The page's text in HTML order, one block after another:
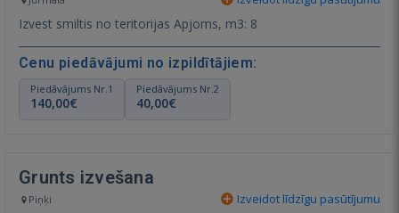
Izvest smiltis no teritorijas Apjoms, m3: 8
Cenu piedāvājumi no izpildītājiem:
Piedāvājums Nr.1
140,00€
Piedāvājums Nr.2
40,00€
Grunts izvešana
Piņķi Izveidot līdzīgu pasūtījumu